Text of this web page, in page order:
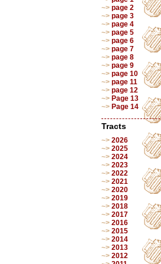
page 2
page 3
page 4
page 5
page 6
page 7
page 8
page 9
page 10
page 11
page 12
Page 13
Page 14
Tracts
2026
2025
2024
2023
2022
2021
2020
2019
2018
2017
2016
2015
2014
2013
2012